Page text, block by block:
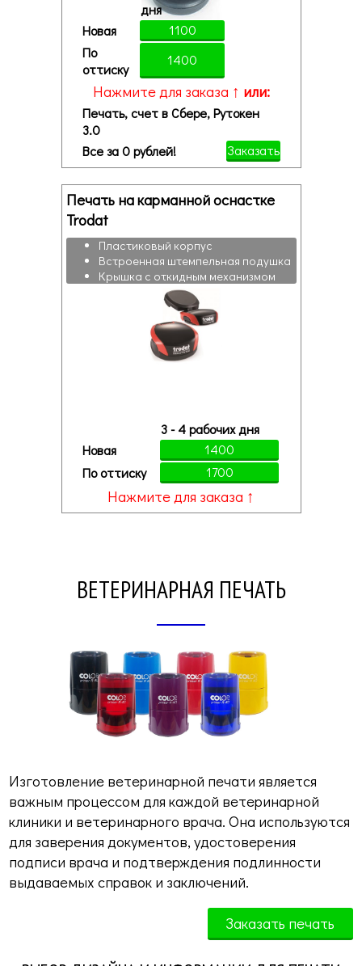
дня
Новая
1100
По
оттиску
1400
Нажмите для заказа ↑ или:
Печать, счет в Сбере, Рутокен
3.0
Все за 0 рублей!
Заказать
Печать на карманной оснастке
Trodat
Пластиковый корпус
Встроенная штемпельная подушка
Крышка с откидным механизмом
3 - 4 рабочих дня
Новая
1400
По оттиску
1700
Нажмите для заказа ↑
ВЕТЕРИНАРНАЯ ПЕЧАТЬ
Изготовление ветеринарной печати является
важным процессом для каждой ветеринарной
клиники и ветеринарного врача. Она используются
для заверения документов, удостоверения
подписи врача и подтверждения подлинности
выдаваемых справок и заключений.